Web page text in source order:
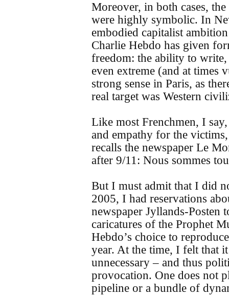
Moreover, in both cases,
were highly symbolic. In
embodied capitalist
Charlie Hebdo has given
freedom: the ability to
even extreme (and at times
strong sense in Paris, as
real target was Western
Like most Frenchmen, I
and empathy for the
recalls the newspaper Le
after 9/11: Nous sommes
But I must admit that I did
2005, I had reservations
newspaper Jyllands-Posten
caricatures of the Prophet
Hebdo’s choice to
year. At the time, I felt that
unnecessary – and thus
provocation. One does not
pipeline or a bundle of